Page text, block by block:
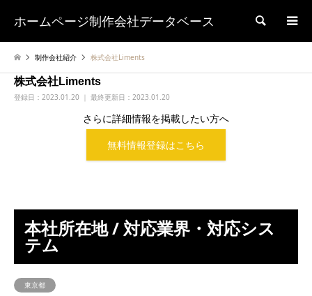
ホームページ制作会社データベース 検索
制作会社紹介 株式会社Liments
株式会社Liments
登録日： 2023.01.20 ｜ 最終更新日：2023.01.20
さらに詳細情報を掲載したい方へ
無料情報登録はこちら
本社所在地 / 対応業界・対応シス
テム
東京都